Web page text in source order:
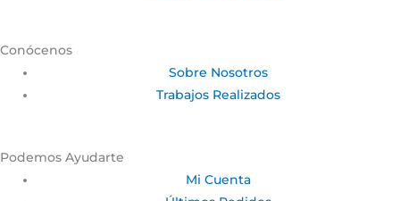
Conócenos
Sobre Nosotros
Trabajos Realizados
Podemos Ayudarte
Mi Cuenta